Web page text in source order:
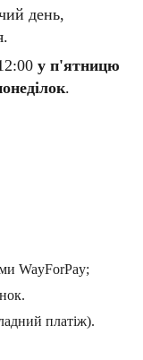
день,
у п'ятницю
.
WayForPay;
платіж).